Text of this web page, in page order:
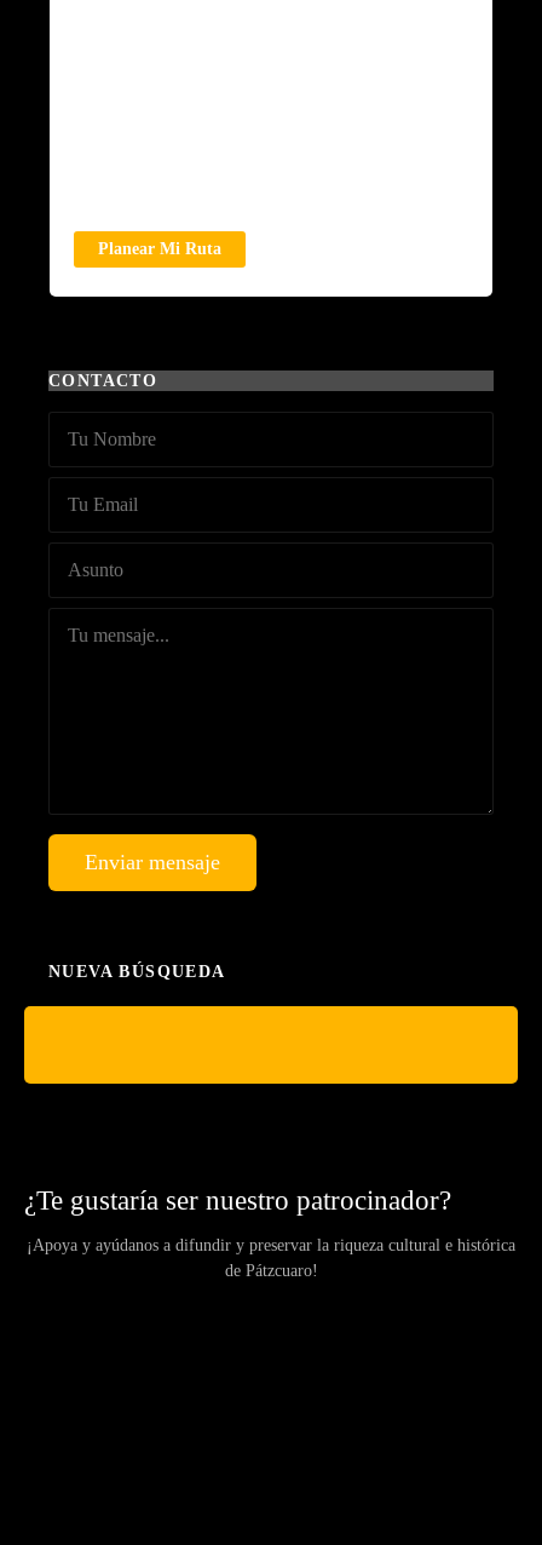
Planear Mi Ruta
CONTACTO
Enviar mensaje
NUEVA BÚSQUEDA
¿Te gustaría ser nuestro patrocinador?
¡Apoya y ayúdanos a difundir y preservar la riqueza cultural e histórica
de Pátzcuaro!